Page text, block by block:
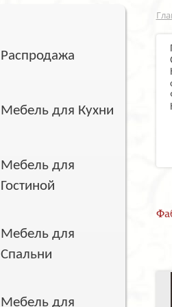
Распродажа
Мебель для Кухни
Мебель для
Гостиной
Мебель для
Спальни
Мебель для